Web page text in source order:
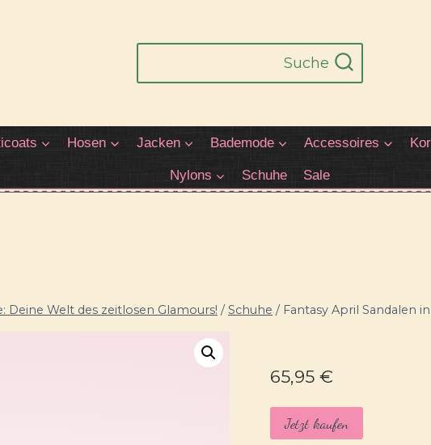
Suche
Hosen Jacken Bademode Accessoires
Nylons Schuhe Sale
Welt des zeitlosen Glamours! / Schuhe / Fantasy April Sandalen
65,95 €
Jetzt kaufen